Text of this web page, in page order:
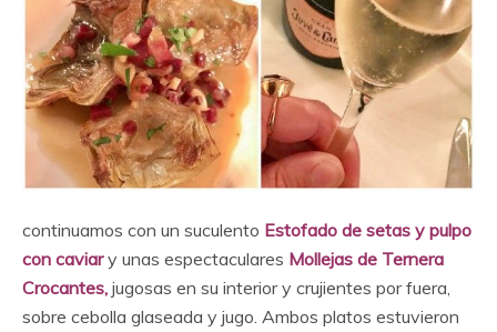
continuamos con un suculento Estofado de setas y pulpo
con caviar y unas espectaculares Mollejas de Ternera
Crocantes, jugosas en su interior y crujientes por fuera,
sobre cebolla glaseada y jugo. Ambos platos estuvieron